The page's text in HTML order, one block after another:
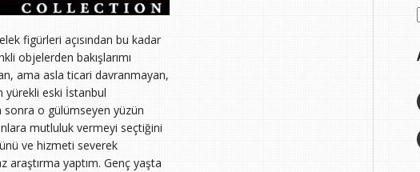
figürleri açısından bu kadar
objelerden bakışlarımı
ama asla ticari davranmayan,
yürekli eski İstanbul
sonra o gülümseyen yüzün
mutluluk vermeyi seçtiğini
ve hizmeti severek
araştırma yaptım. Genç yaşta